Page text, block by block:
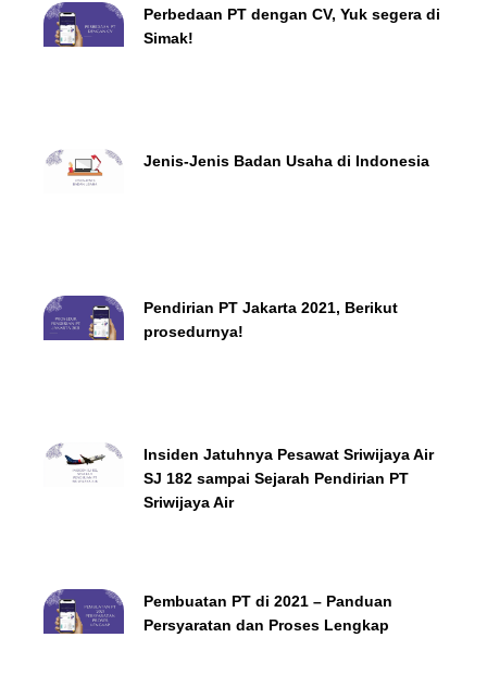
Perbedaan PT dengan CV, Yuk segera di
Simak!
Jenis-Jenis Badan Usaha di Indonesia
Pendirian PT Jakarta 2021, Berikut
prosedurnya!
Insiden Jatuhnya Pesawat Sriwijaya Air
SJ 182 sampai Sejarah Pendirian PT
Sriwijaya Air
Pembuatan PT di 2021 – Panduan
Persyaratan dan Proses Lengkap